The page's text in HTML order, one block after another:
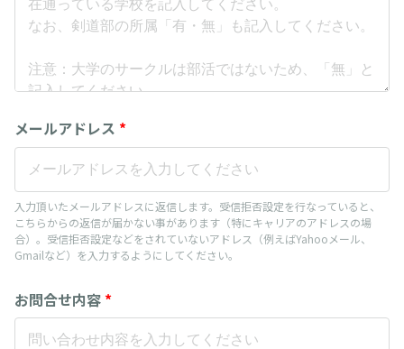
メールアドレス *
入力頂いたメールアドレスに返信します。受信拒否設定を行なっていると、
こちらからの返信が届かない事があります（特にキャリアのアドレスの場
合）。受信拒否設定などをされていないアドレス（例えばYahooメール、
Gmailなど）を入力するようにしてください。
お問合せ内容 *